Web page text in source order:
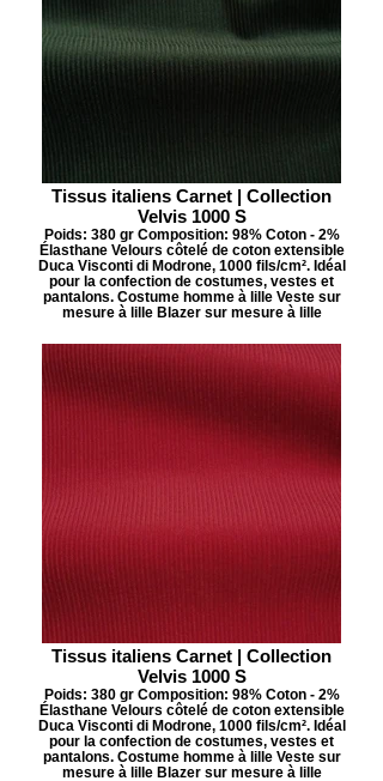
Tissus italiens Carnet | Collection
Velvis 1000 S
Poids: 380 gr Composition: 98% Coton - 2%
Élasthane Velours côtelé de coton extensible
Duca Visconti di Modrone, 1000 fils/cm². Idéal
pour la confection de costumes, vestes et
pantalons. Costume homme à lille Veste sur
mesure à lille Blazer sur mesure à lille
Tissus italiens Carnet | Collection
Velvis 1000 S
Poids: 380 gr Composition: 98% Coton - 2%
Élasthane Velours côtelé de coton extensible
Duca Visconti di Modrone, 1000 fils/cm². Idéal
pour la confection de costumes, vestes et
pantalons. Costume homme à lille Veste sur
mesure à lille Blazer sur mesure à lille